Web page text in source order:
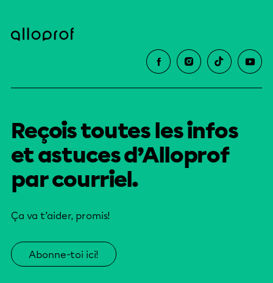
Reçois toutes les infos
et astuces d’Alloprof
par courriel.
Ça va t’aider, promis!
Abonne-toi ici!